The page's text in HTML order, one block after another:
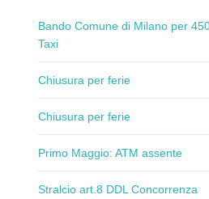
Bando Comune di Milano per
Taxi
Chiusura per ferie
Chiusura per ferie
Primo Maggio: ATM assente
Stralcio art.8 DDL Concorrenza